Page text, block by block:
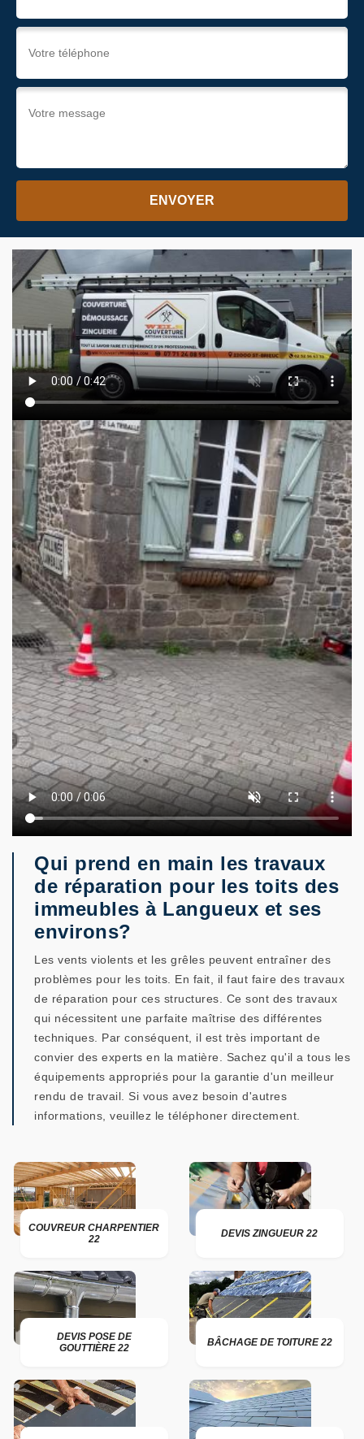
Qui prend en main les travaux
de réparation pour les toits des
immeubles à Langueux et ses
environs?
Les vents violents et les grêles peuvent entraîner des
problèmes pour les toits. En fait, il faut faire des travaux
de réparation pour ces structures. Ce sont des travaux
qui nécessitent une parfaite maîtrise des différentes
techniques. Par conséquent, il est très important de
convier des experts en la matière. Sachez qu'il a tous les
équipements appropriés pour la garantie d'un meilleur
rendu de travail. Si vous avez besoin d'autres
informations, veuillez le téléphoner directement.
COUVREUR CHARPENTIER
22
DEVIS ZINGUEUR 22
DEVIS POSE DE
GOUTTIÈRE 22
BÂCHAGE DE TOITURE 22